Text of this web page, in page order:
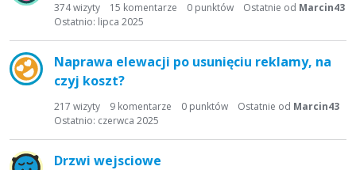
374wizyty 15 komentarze 0 punktów Ostatnie od Marcin43
Ostatnio: lipca 2025
Naprawa elewacji po usunięciu reklamy, na
czyj koszt?
217 wizyty 9 komentarze 0 punktów Ostatnie od Marcin43
Ostatnio: czerwca 2025
Drzwi wejsciowe